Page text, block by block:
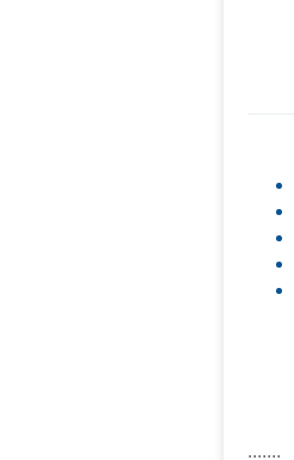
.......